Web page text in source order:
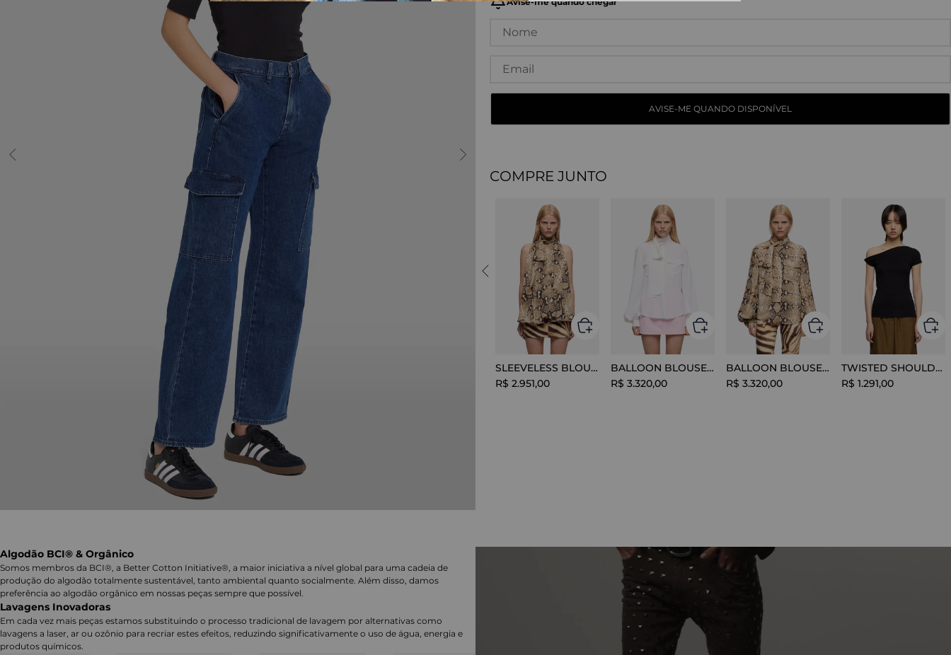
COMPRE JUNTO
SLEEVELESS BLOUSE VISCOSE SNAKE
R$ 2.951,00
BALLOON BLOUSE SILK OPTICAL WHITE
R$ 3.320,00
BALLOON BLOUSE VISCOSE SNAKE
R$ 3.320,00
TWISTED SHOULDER TEE LYOCELL BLACK
R$ 1.291,00
Algodão BCI® & Orgânico
Somos membros da BCI®, a Better Cotton Initiative®, a maior iniciativa a nível global para uma cadeia de
produção do algodão totalmente sustentável, tanto ambiental quanto socialmente. Além disso, damos
preferência ao algodão orgânico em nossas peças sempre que possível.
Lavagens Inovadoras
Em cada vez mais peças estamos substituindo o processo tradicional de lavagem por alternativas como
lavagens a laser, ar ou ozônio para recriar estes efeitos, reduzindo significativamente o uso de água, energia e
produtos químicos.